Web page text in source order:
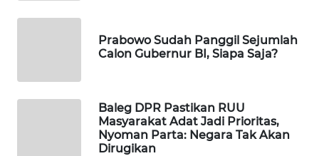
Prabowo Sudah Panggil Sejumlah
Calon Gubernur BI, Siapa Saja?
Baleg DPR Pastikan RUU
Masyarakat Adat Jadi Prioritas,
Nyoman Parta: Negara Tak Akan
Dirugikan
WN